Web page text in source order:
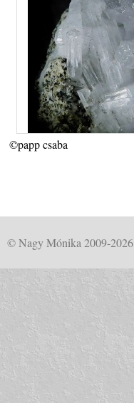
©papp csaba
© Nagy Mónika 2009-2026